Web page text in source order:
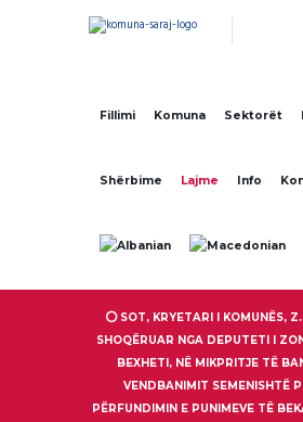
Fillimi Komuna Sektorët
Shërbime Lajme Info
⭕ SOT, KRYETARI I KOMUNËS,
SHOQËRUAR NGA DEPUTETI I
BEXHETI, NË MIKPRITJE TË
VENDBANIMIT SEMENISHTË
PËRFUNDIMIN E PUNIMEVE TË